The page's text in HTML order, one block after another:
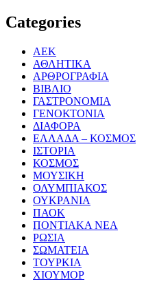
Categories
ΑΕΚ
ΑΘΛΗΤΙΚΑ
ΑΡΘΡΟΓΡΑΦΙΑ
ΒΙΒΛΙΟ
ΓΑΣΤΡΟΝΟΜΙΑ
ΓΕΝΟΚΤΟΝΙΑ
ΔΙΑΦΟΡΑ
ΕΛΛΑΔΑ – ΚΟΣΜΟΣ
ΙΣΤΟΡΙΑ
ΚΟΣΜΟΣ
ΜΟΥΣΙΚΗ
ΟΛΥΜΠΙΑΚΟΣ
ΟΥΚΡΑΝΙΑ
ΠΑΟΚ
ΠΟΝΤΙΑΚΑ ΝΕΑ
ΡΩΣΙΑ
ΣΩΜΑΤΕΙΑ
ΤΟΥΡΚΙΑ
ΧΙΟΥΜΟΡ